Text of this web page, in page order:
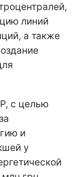
линий
а также
с целью
и
у